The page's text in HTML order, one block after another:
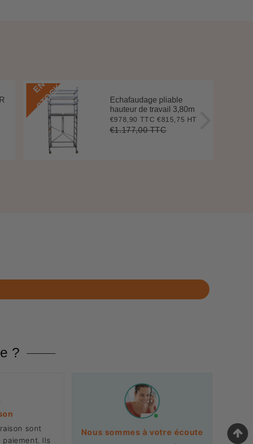
E
N
S
T
O
C
K
Echafaudage pliable
hauteur de travail 3,80m
Prix
réduit
€978,90 TTC €978,90
€815,75 HT
Prix
€1.177,00 TTC€1.177,00
?
sont
paiement. Ils
Nous sommes à votre écoute